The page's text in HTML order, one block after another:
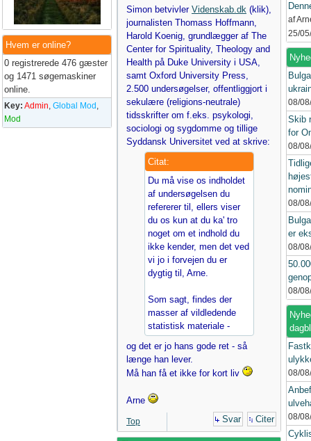
Hvem er online?
0 registrerede 476 gæster
og 1471 søgemaskiner
online.
Key: Admin, Global Mod ,
Mod
Simon betvivler Videnskab.dk (klik),
journalisten Thomass Hoffmann,
Harold Koenig, grundlægger af The
Center for Spirituality, Theology and
Health på Duke University i USA,
samt Oxford University Press,
2.500 undersøgelser, offentliggjort i
sekulære (religions-neutrale)
tidsskrifter om f.eks. psykologi,
sociologi og sygdomme og tillige
Syddansk Universitet ved at skrive:
Citat:
Du må vise os indholdet
af undersøgelsen du
refererer til, ellers viser
du os kun at du ka' tro
noget om et indhold du
ikke kender, men det ved
vi jo i forvejen du er
dygtig til, Arne.
Som sagt, findes der
masser af vildledende
statistisk materiale -
og det er jo hans gode ret - så
længe han lever.
Må han få et ikke for kort liv
Arne
Top Svar Citer
af
25/
08/
Skib
for
08/
08/
er
08/
08/
08/
08/